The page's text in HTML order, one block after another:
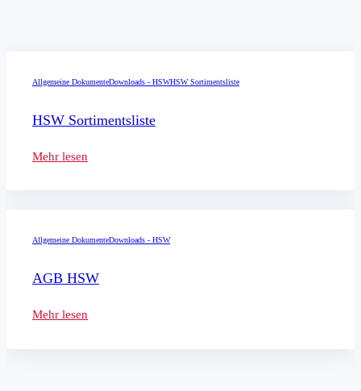
Allgemeine DokumenteDownloads - HSWHSW Sortimentsliste
HSW Sortimentsliste
Mehr lesen
Allgemeine DokumenteDownloads - HSW
AGB HSW
Mehr lesen